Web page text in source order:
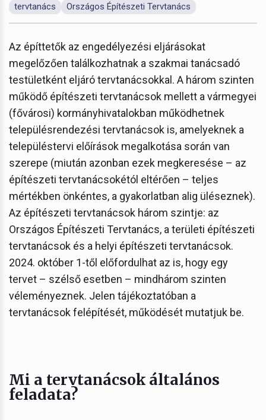
tervtanács Országos Építészeti Tervtanács
Az építtetők az engedélyezési eljárásokat
megelőzően találkozhatnak a szakmai tanácsadó
testületként eljáró tervtanácsokkal. A három szinten
működő építészeti tervtanácsok mellett a vármegyei
(fővárosi) kormányhivatalokban működhetnek
településrendezési tervtanácsok is, amelyeknek a
településtervi előírások megalkotása során van
szerepe (miután azonban ezek megkeresése – az
építészeti tervtanácsokétól eltérően – teljes
mértékben önkéntes, a gyakorlatban alig üléseznek).
Az építészeti tervtanácsok három szintje: az
Országos Építészeti Tervtanács, a területi építészeti
tervtanácsok és a helyi építészeti tervtanácsok.
2024. október 1-től előfordulhat az is, hogy egy
tervet – szélső esetben – mindhárom szinten
véleményeznek. Jelen tájékoztatóban a
tervtanácsok felépítését, működését mutatjuk be.
Mi a tervtanácsok általános
feladata?